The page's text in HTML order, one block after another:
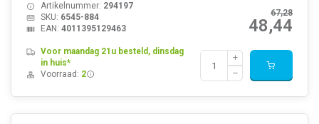
67,28
48,44
Artikelnummer: 294197
SKU: 6545-884
EAN: 4011395129463
Voor maandag 21u besteld, dinsdag
in huis*
Voorraad: 2